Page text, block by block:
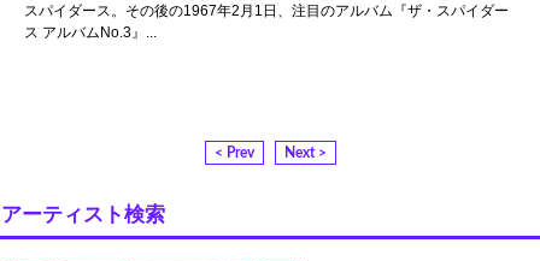
スパイダース。その後の1967年2月1日、注目のアルバム『ザ・スパイダー
ス アルバムNo.3』...
< Prev Next >
アーティスト検索